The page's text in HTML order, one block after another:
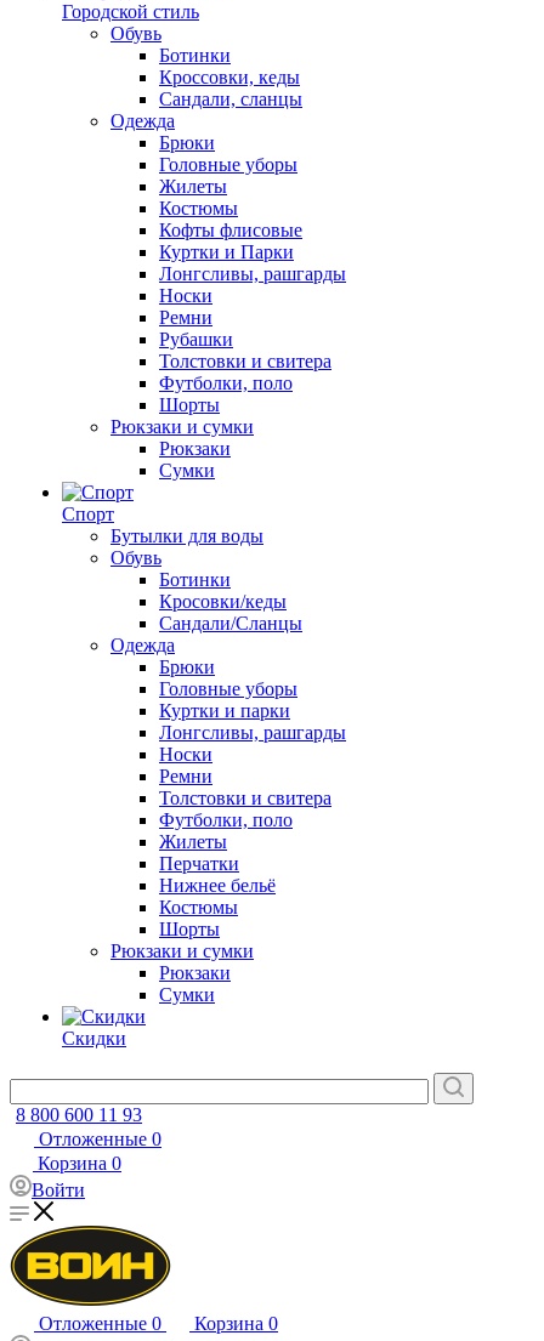
Городской стиль
Обувь
Ботинки
Кроссовки, кеды
Сандали, сланцы
Одежда
Брюки
Головные уборы
Жилеты
Костюмы
Кофты флисовые
Куртки и Парки
Лонгсливы, рашгарды
Носки
Ремни
Рубашки
Толстовки и свитера
Футболки, поло
Шорты
Рюкзаки и сумки
Рюкзаки
Сумки
Спорт
Бутылки для воды
Обувь
Ботинки
Кросовки/кеды
Сандали/Сланцы
Одежда
Брюки
Головные уборы
Куртки и парки
Лонгсливы, рашгарды
Носки
Ремни
Толстовки и свитера
Футболки, поло
Жилеты
Перчатки
Нижнее бельё
Костюмы
Шорты
Рюкзаки и сумки
Рюкзаки
Сумки
Скидки
8 800 600 11 93
Отложенные 0
Корзина 0
Войти
Отложенные 0 Корзина 0